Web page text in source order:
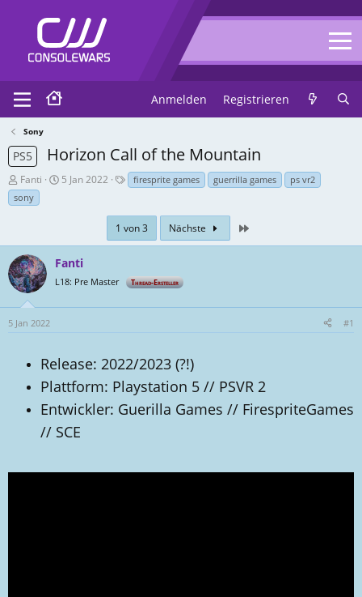
Anmelden Registrieren
Sony
PS5 Horizon Call of the Mountain
T
h
r
d
-
E
Fanti
E
l
u
a
u
m
5 Jan 2022
T
s
firesprite games guerrilla games
ps vr2
sony
1 von 3 Nächste
Fanti
L18: Pre Master Thread-Ersteller
5 Jan 2022 #1
Release: 2022/2023 (?!)
Plattform: Playstation 5 // PSVR 2
Entwickler: Guerilla Games // FirespriteGames
// SCE